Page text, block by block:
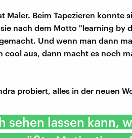
Maler. Beim Tapezieren konnte
nach dem Motto "learning by
Und wenn man dann
cool aus, dann macht es noch
probiert, alles in der neuen
sehen lassen kann,